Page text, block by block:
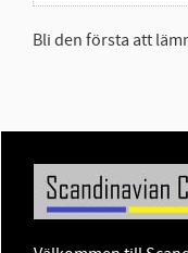
Bli den första att